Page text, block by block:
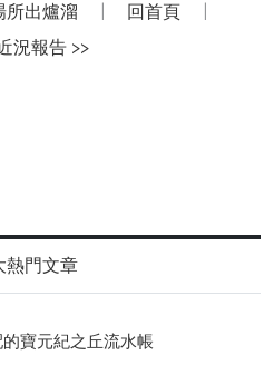
所出爐溜 回首頁
況報告 >>
熱門文章
寶元紀之丘流水帳